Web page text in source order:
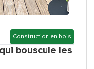
Construction en bois
bouscule les